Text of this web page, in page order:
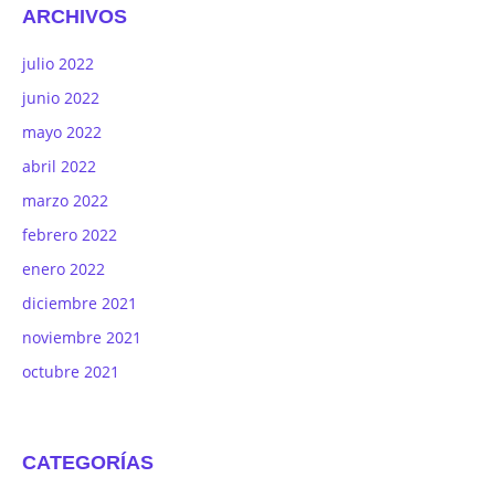
ARCHIVOS
julio 2022
junio 2022
mayo 2022
abril 2022
marzo 2022
febrero 2022
enero 2022
diciembre 2021
noviembre 2021
octubre 2021
CATEGORÍAS